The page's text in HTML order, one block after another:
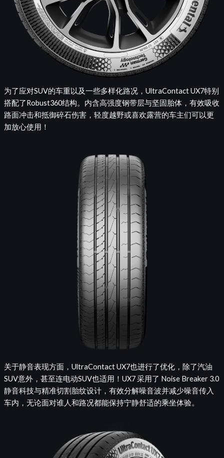
为了应对SUV的车重以及一些多样化路况，UltraContact UX7特别
搭配了Robust360结构。内含高强度钢带层与坚固胎体，有效吸收
路面冲击和抵御碎石伤害，轻度越野或喜欢露营的车主们可以更
加放心使用！
关于静音表现方面，UltraContact UX7也进行了优化，除了汽油
SUV意外，甚至连电动SUV也适用！UX7 采用了 Noise Breaker 3.0
静音科技与精准切割胎纹设计，有效分解噪音波并减少噪音传入
车内，无论面对谁人和路况都能保持宁静舒适的乘坐体验。